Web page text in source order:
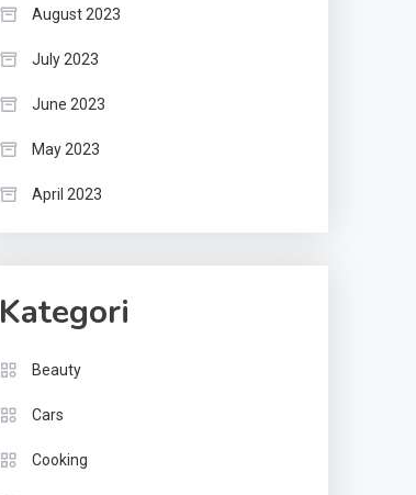
August 2023
July 2023
June 2023
May 2023
April 2023
Kategori
Beauty
Cars
Cooking